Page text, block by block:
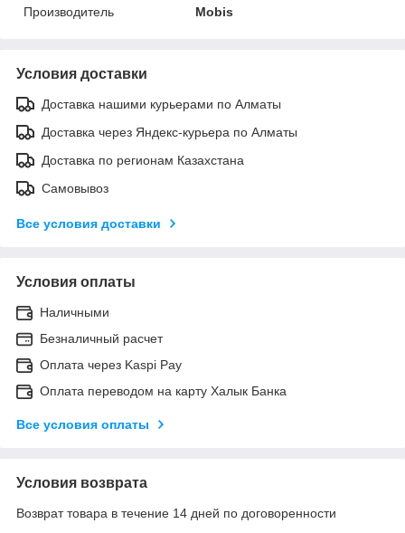
Производитель
Mobis
Условия доставки
Доставка нашими курьерами по Алматы
Доставка через Яндекс-курьера по Алматы
Доставка по регионам Казахстана
Самовывоз
Все условия доставки
Условия оплаты
Наличными
Безналичный расчет
Оплата через Kaspi Pay
Оплата переводом на карту Халык Банка
Все условия оплаты
Условия возврата
Возврат товара в течение 14 дней по договоренности